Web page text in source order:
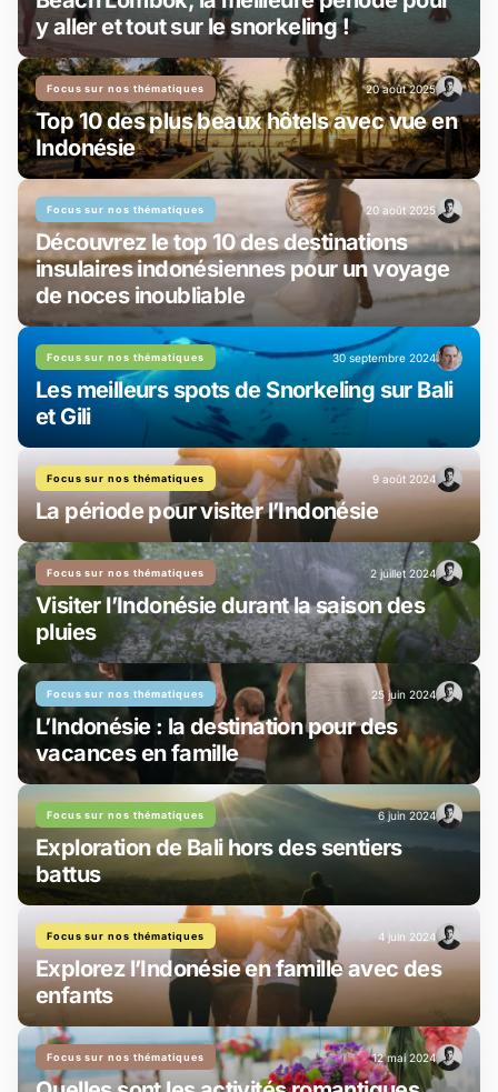
y aller et tout sur le snorkeling !
Focus sur nos thématiques
Top 10 des plus beaux hôtels avec vue en
Indonésie
20 août 2025
Focus sur nos thématiques
Découvrez le top 10 des destinations
insulaires indonésiennes pour un voyage
de noces inoubliable
20 août 2025
Focus sur nos thématiques
Les meilleurs spots de Snorkeling sur Bali
et Gili
30 septembre 2024
Focus sur nos thématiques
La période pour visiter l’Indonésie
9 août 2024
Focus sur nos thématiques
Visiter l’Indonésie durant la saison des
pluies
2 juillet 2024
Focus sur nos thématiques
L’Indonésie : la destination pour des
vacances en famille
25 juin 2024
Focus sur nos thématiques
Exploration de Bali hors des sentiers
battus
6 juin 2024
Focus sur nos thématiques
Explorez l’Indonésie en famille avec des
enfants
4 juin 2024
Focus sur nos thématiques 12 mai 2024